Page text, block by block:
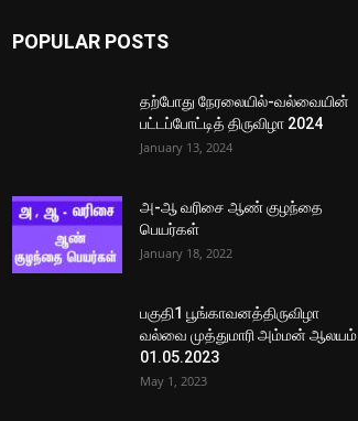
POPULAR POSTS
தற்போது நேரலையில்-வல்வையின்
பட்டப்போட்டித் திருவிழா 2024
January 13, 2024
அ-ஆ வரிசை ஆண் குழந்தை
பெயர்கள்
January 18, 2022
பகுதி1 பூங்காவனத்திருவிழா
வல்வை முத்துமாரி அம்மன் ஆலயம்
01.05.2023
May 1, 2023